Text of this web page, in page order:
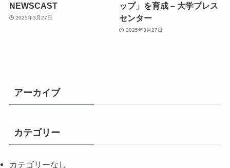
NEWSCAST
2025年3月27日
ップ」を育成 – 大学プレス
センター
2025年3月27日
アーカイブ
カテゴリー
カテゴリーなし